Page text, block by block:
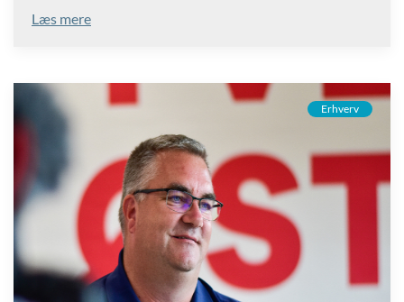
Læs mere
Erhverv